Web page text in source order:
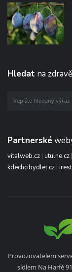
Hledat na
Partnerské
vitalweb.cz | utulne.cz |
kdechcibydlet.cz |
Provozovatelem
sídlem Na Harfě